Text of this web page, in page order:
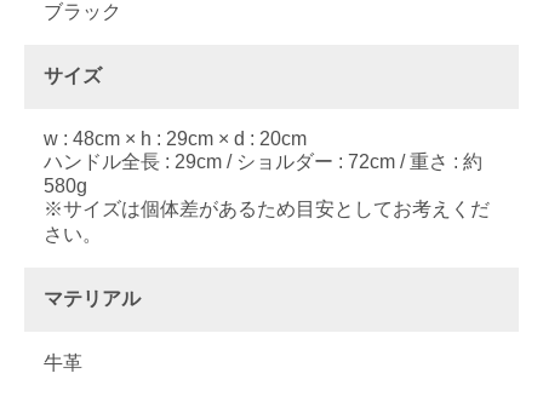
ブラック
サイズ
w : 48cm × h : 29cm × d : 20cm
ハンドル全長 : 29cm / ショルダー : 72cm / 重さ : 約
580g
※サイズは個体差があるため目安としてお考えくだ
さい。
マテリアル
牛革